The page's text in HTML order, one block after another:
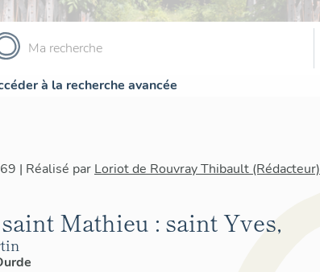
à la recherche avancée
| Réalisé par Loriot de Rouvray Thibault (Rédacteur)
Mathieu : saint Yves,